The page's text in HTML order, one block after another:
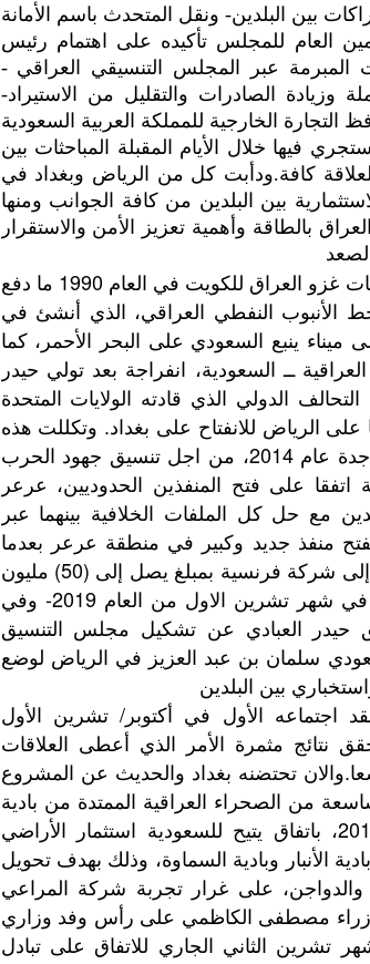
بين البلدين- ونقل المتحدث باسم الأمانة
العام للمجلس تأكيده على اهتمام رئيس
المبرمة عبر المجلس التنسيقي العراقي -
الصادرات والتقليل من الاستيراد-
الخارجية للمملكة العربية السعودية
فيها خلال الأيام المقبلة المباحثات بين
كافة.ودأبت كل من الرياض وبغداد في
بين البلدين من كافة الجوانب ومنها
بالطاقة وأهمية تعزيز الأمن والاستقرار
ومرت العلاقات بين الدولتين بتوتر وجمود نتيجة لتداعيات غزو العراق للكويت في العام 1990 ما دفع
الأنبوب النفطي العراقي، الذي أنشئ في
ميناء ينبع السعودي على البحر الأحمر، كما
ــ السعودية، انفراجة بعد تولي حيدر
الدولي الذي قادته الولايات المتحدة
الرياض للانفتاح على بغداد. وتكللت هذه
الجهود بدعوة العراق للمشاركة في مؤتمر عقد في جدة عام 2014، من اجل تنسيق جهود الحرب
العراق والسعودية اتفقا على فتح المنفذين الحدوديين، عرعر
مع حل كل الملفات الخلافية بينهما عبر
منفذ جديد وكبير في منطقة عرعر بعدما
أحال موضوع بنائه في شهر نيسان من العام الماضي إلى شركة فرنسية بمبلغ يصل إلى (50) مليون
دولار والتي كان من المفترض ان تنتهي من اعمالها في شهر تشرين الاول من العام 2019- وفي
الأسبق حيدر العبادي عن تشكيل مجلس التنسيق
سلمان بن عبد العزيز في الرياض لوضع
بين البلدين
اجتماعه الأول في أكتوبر/ تشرين الأول
نتائج مثمرة الأمر الذي أعطى العلاقات
تحتضنه بغداد والحديث عن المشروع
من الصحراء العراقية الممتدة من بادية
السماوة باتجاه الانبار- ويعود المشروع إلى عام 2018، باتفاق يتيح للسعودية استثمار الأراضي
الأنبار وبادية السماوة، وذلك بهدف تحويل
والدواجن، على غرار تجربة شركة المراعي
مصطفى الكاظمي على رأس وفد وزاري
الثاني الجاري للاتفاق على تبادل